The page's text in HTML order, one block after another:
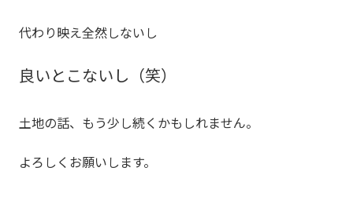
代わり映え全然しないし
良いとこないし（笑）
土地の話、もう少し続くかもしれません。
よろしくお願いします。